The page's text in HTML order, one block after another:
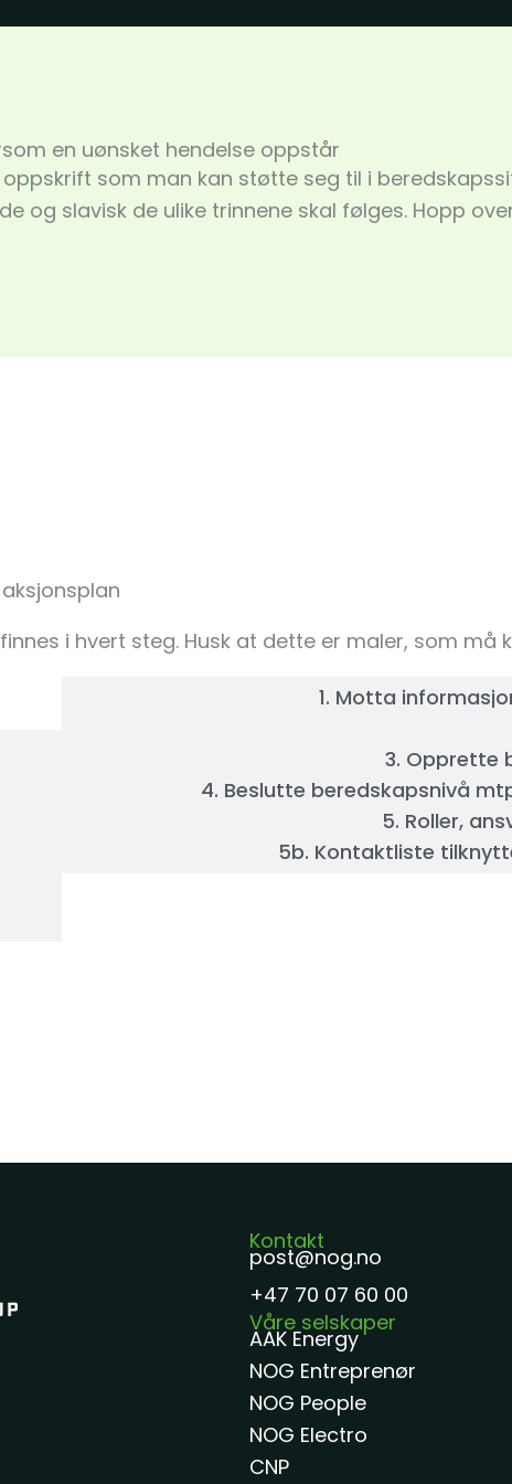
en uønsket hendelse oppstår
som man kan støtte seg til i
og slavisk de ulike trinnene skal følges. Hopp
i hvert steg. Husk at dette er maler, som
1. Motta
3. Opprette
4. Beslutte beredskapsnivå
5. Roller,
5b. Kontaktliste
Kontakt
post@nog.no
+47 70 07 60 00
Våre selskaper
AAK Energy
NOG Entreprenør
NOG People
NOG Electro
CNP